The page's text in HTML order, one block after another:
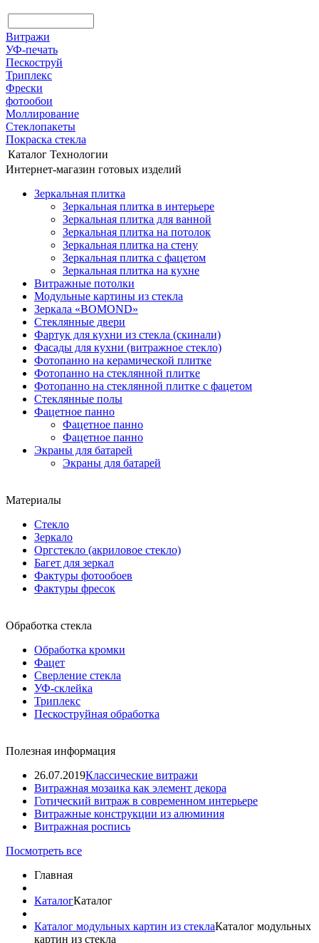
Витражи
УФ-печать
Пескоструй
Триплекс
Фрески
фотообои
Моллирование
Стеклопакеты
Покраска стекла
Каталог Технологии
Интернет-магазин готовых изделий
Зеркальная плитка
Зеркальная плитка в интерьере
Зеркальная плитка для ванной
Зеркальная плитка на потолок
Зеркальная плитка на стену
Зеркальная плитка с фацетом
Зеркальная плитка на кухне
Витражные потолки
Модульные картины из стекла
Зеркала «BOMOND»
Стеклянные двери
Фартук для кухни из стекла (скинали)
Фасады для кухни (витражное стекло)
Фотопанно на керамической плитке
Фотопанно на стеклянной плитке
Фотопанно на стеклянной плитке с фацетом
Стеклянные полы
Фацетное панно
Фацетное панно
Фацетное панно
Экраны для батарей
Экраны для батарей
Материалы
Стекло
Зеркало
Оргстекло (акриловое стекло)
Багет для зеркал
Фактуры фотообоев
Фактуры фресок
Обработка стекла
Обработка кромки
Фацет
Сверление стекла
УФ-склейка
Триплекс
Пескоструйная обработка
Полезная информация
26.07.2019Классические витражи
Витражная мозаика как элемент декора
Готический витраж в современном интерьере
Витражные конструкции из алюминия
Витражная роспись
Посмотреть все
Главная
КаталогКаталог
Каталог модульных картин из стеклаКаталог модульных
картин из стекла